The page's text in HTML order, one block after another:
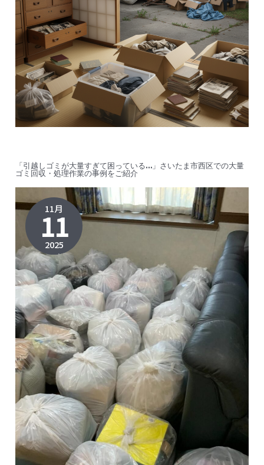
「引越しゴミが大量すぎて困っている…」さいたま市西区での大量
ゴミ回収・処理作業の事例をご紹介
11月
11
2025
2026年6
月16日